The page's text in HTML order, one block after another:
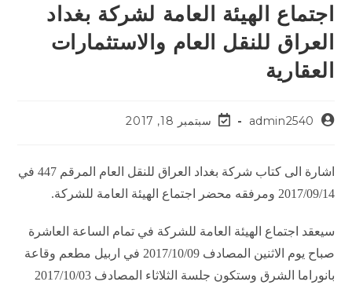
اجتماع الهيئة العامة لشركة بغداد
العراق للنقل العام والاستثمارات
العقارية
admin2540 سبتمبر 18, 2017
اشارة الى كتاب شركة بغداد العراق للنقل العام المرقم 447 في
2017/09/14 ومرفقه محضر اجتماع الهيئة العامة للشركة.
سيعقد اجتماع الهيئة العامة للشركة في تمام الساعة العاشرة
صباح يوم الاثنين المصادف 2017/10/09 في اربيل مطعم وقاعة
بانوراما الشرق وستكون جلسة الثلاثاء المصادف 2017/10/03